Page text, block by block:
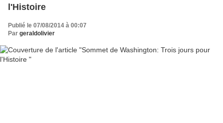
l'Histoire
Publié le 07/08/2014 à 00:07
Par geraldolivier